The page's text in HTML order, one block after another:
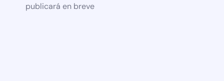
publicará en breve